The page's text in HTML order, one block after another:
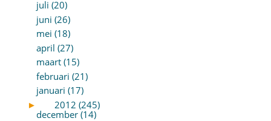
juli (20)
juni (26)
mei (18)
april (27)
maart (15)
februari (21)
januari (17)
►
2012 (245)
december (14)